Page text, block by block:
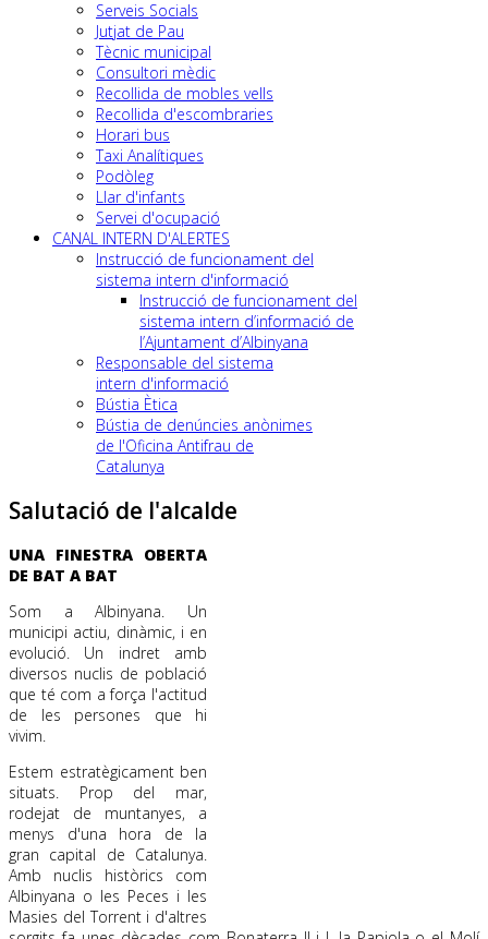
Serveis Socials
Jutjat de Pau
Tècnic municipal
Consultori mèdic
Recollida de mobles vells
Recollida d'escombraries
Horari bus
Taxi Analítiques
Podòleg
Llar d'infants
Servei d'ocupació
CANAL INTERN D'ALERTES
Instrucció de funcionament del
sistema intern d'informació
Instrucció de funcionament del
sistema intern d’informació de
l’Ajuntament d’Albinyana
Responsable del sistema
intern d'informació
Bústia Ètica
Bústia de denúncies anònimes
de l'Oficina Antifrau de
Catalunya
Salutació de l'alcalde
UNA FINESTRA OBERTA
DE BAT A BAT
Som a Albinyana. Un
municipi actiu, dinàmic, i en
evolució. Un indret amb
diversos nuclis de població
que té com a força l'actitud
de les persones que hi
vivim.
Estem estratègicament ben
situats. Prop del mar,
rodejat de muntanyes, a
menys d'una hora de la
gran capital de Catalunya.
Amb nuclis històrics com
Albinyana o les Peces i les
Masies del Torrent i d'altres